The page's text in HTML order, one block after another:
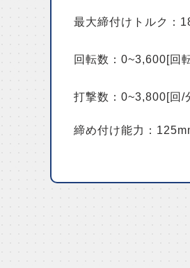
最大締付けトルク：
回転数：0~3,600[回
打撃数：0~3,800[回/
締め付け能力：